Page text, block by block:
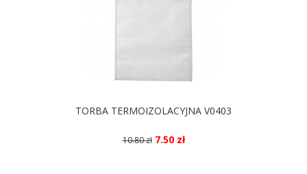
TORBA TERMOIZOLACYJNA V0403
10.80 zł 7.50 zł